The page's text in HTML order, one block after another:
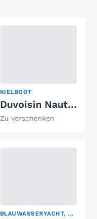
KIELBOOT
Duvoisin Nautique G630
Zu verschenken
BLAUWASSERYACHT, KIELBOOT, SEGELYACHT